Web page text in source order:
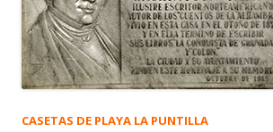
CASETAS DE PLAYA LA PUNTILLA